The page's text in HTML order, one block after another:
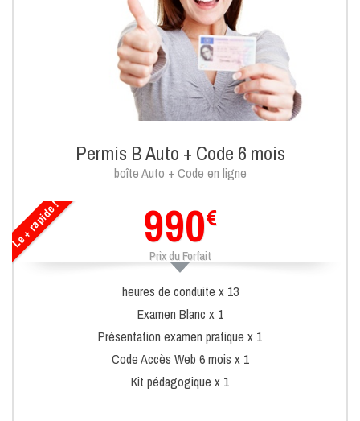
Permis B Auto + Code 6 mois
boîte Auto + Code en ligne
Le + rapide ! 990€
Prix du Forfait
heures de conduite x 13
Examen Blanc x 1
Présentation examen pratique x 1
Code Accès Web 6 mois x 1
Kit pédagogique x 1